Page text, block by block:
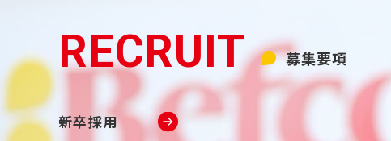
募集要項
新卒採用